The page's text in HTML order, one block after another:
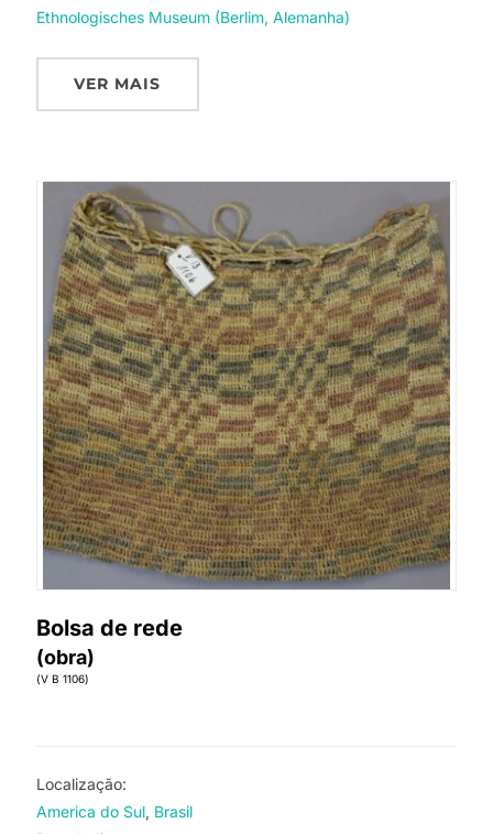
Ethnologisches Museum (Berlim, Alemanha)
VER MAIS
Bolsa de rede
(obra)
(V B 1106)
Localização:
America do Sul Brasil